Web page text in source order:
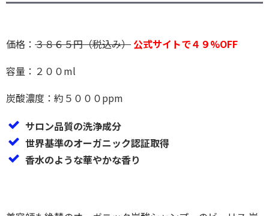
価格： ３８６５円（税込み） 公式サイトで４９%OFF
容量：２００ml
炭酸濃度：約５０００ppm
サロン品質の洗浄成分
世界基準のオーガニック認証取得
香水のような華やかな香り